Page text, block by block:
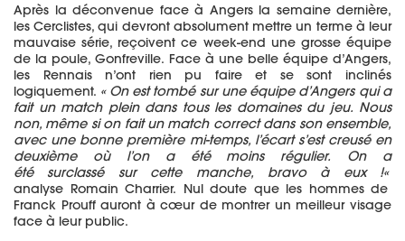
Après la déconvenue face à Angers la semaine dernière,
lesCerclistes, qui devront absolument mettre un terme à leur
mauvaise série, reçoivent ce week-end une grosse équipe
de la poule, Gonfreville. Face à une belle équipe d’Angers,
les Rennais n’ont rien pu faire et se sont inclinés
logiquement. « On est tombé sur une équipe d’Angers qui a
fait un match plein dans tous les domaines du jeu. Nous
non, même si on fait un match correct dans son ensemble,
avec une bonne première mi-temps, l’écart s’est creusé en
deuxième où l’on a été moins régulier. On a
été surclassésur cette manche, bravoà eux !«
analyse Romain Charrier. Nul doute que les hommes de
Franck Prouffauront à cœur de montrer un meilleur visage
face à leur public.